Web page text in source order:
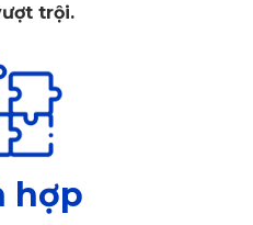
nên rất dễ bị ố màu, ẩm
bản.
pin và dây dẫn của xe điện
sàn. Nếu để nước hoặc bụi
ngày có thể ảnh hưởng đến
ro về kỹ thuật. Do đó, việc
trội.
hợp